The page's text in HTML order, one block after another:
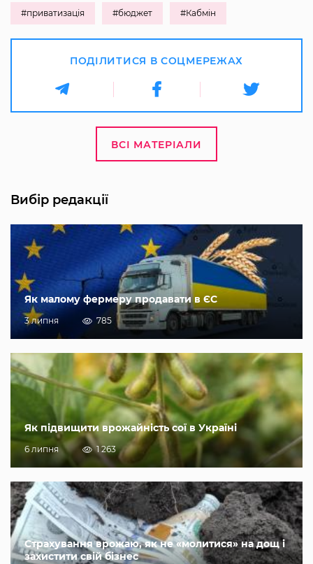
#приватизація #бюджет #Кабмін
ПОДІЛИТИСЯ В СОЦМЕРЕЖАХ
ВСІ МАТЕРІАЛИ
Вибір редакції
Як малому фермеру продавати в ЄС
3 липня 785
Як підвищити врожайність сої в Україні
6 липня 1 263
Страхування врожаю, як не «молитися» на дощ і
захистити свій бізнес